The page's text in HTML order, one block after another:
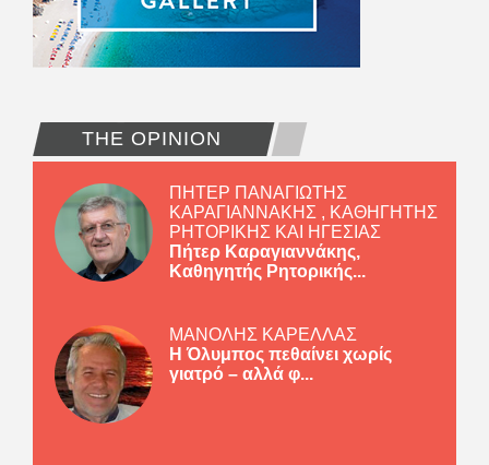
THE OPINION
ΠΗΤΕΡ ΠΑΝΑΓΙΩΤΗΣ
ΚΑΡΑΓΙΑΝΝΑΚΗΣ , ΚΑΘΗΓΗΤΗΣ
ΡΗΤΟΡΙΚΗΣ ΚΑΙ ΗΓΕΣΙΑΣ
Πήτερ Καραγιαννάκης,
Καθηγητής Ρητορικής...
ΜΑΝΟΛΗΣ ΚΑΡΕΛΛΑΣ
Η Όλυμπος πεθαίνει χωρίς
γιατρό – αλλά φ...